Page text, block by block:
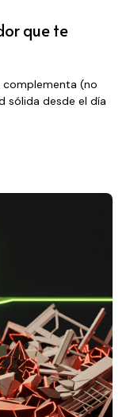
que te
(no
sólida desde el día